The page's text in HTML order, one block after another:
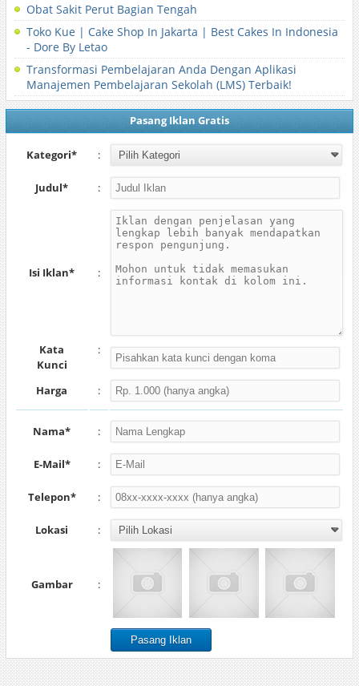
Obat Sakit Perut Bagian Tengah
Toko Kue | Cake Shop In Jakarta | Best Cakes In Indonesia
- Dore By Letao
Transformasi Pembelajaran Anda Dengan Aplikasi
Manajemen Pembelajaran Sekolah (LMS) Terbaik!
Pasang Iklan Gratis
Kategori* :
Judul* :
Isi Iklan* :
Kata
Kunci
:
Harga :
Nama* :
E-Mail* :
Telepon* :
Lokasi :
Gambar :